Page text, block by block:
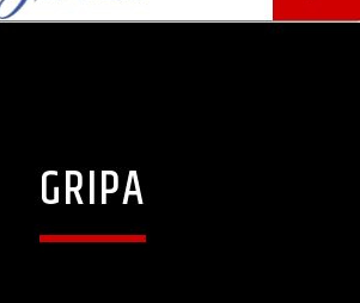
GRIPA